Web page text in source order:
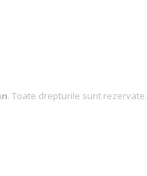
. Toate drepturile sunt rezervate.